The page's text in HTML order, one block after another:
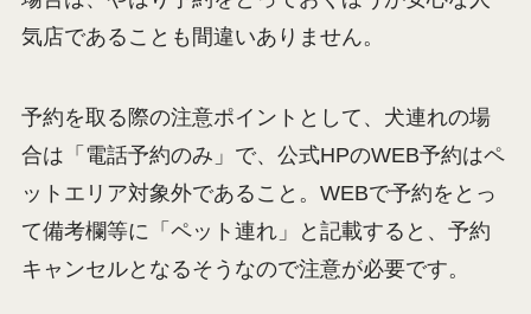
気店であることも間違いありません。
予約を取る際の注意ポイントとして、犬連れの場
合は「電話予約のみ」で、公式HPのWEB予約はペ
ットエリア対象外であること。WEBで予約をとっ
て備考欄等に「ペット連れ」と記載すると、予約
キャンセルとなるそうなので注意が必要です。